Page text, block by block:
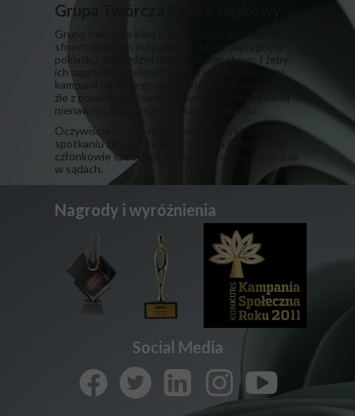
Grupa Twórcza Qlub Xsiążkowy
Grupę tworzyło kilka przypadkowo dobranych,
sfrustrowanych indywiduów, które zapragnęły
poklasku, pieniędzy i niezasłużonej sławy. I żeby
ich zaprosili do telewizora. Ich współpraca przy
kampanii od samego początku przebiegała bardzo
źle z powodu wielowektorowej, odwzajemnionej
nienawiści. Oraz bezinteresownej zawiści.
​Oczywiście GTQX w wyniku wielkiej kłótni na
spotkaniu założycielskim przestała istnieć, a jej
członkowie spotykają się od tego czasu wyłącznie
w sądach.
Social Media
Nagrody i wyróżnienia